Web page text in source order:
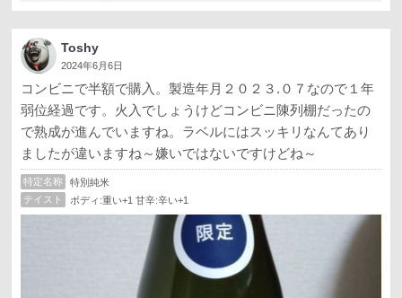
Toshy
2024年6月6日
コンビニで半額で購入。製造年月２０２３.０７なので１年
弱位経過です。火入でしょうけどコンビニ陳列棚だったの
で熟成が進んでいますね。ラベルにはスッキリなんてあり
ましたが違いますね～嫌いではないですけどね～
特定名称
特別純米
テイスト
ボディ:重い+1 甘辛:辛い+1